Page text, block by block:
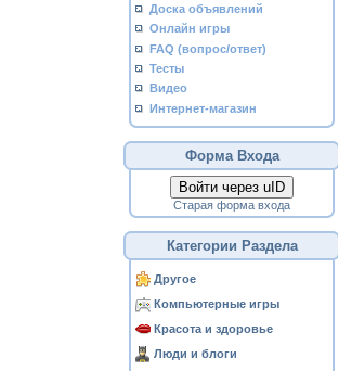
Доска объявлений
Онлайн игры
FAQ (вопрос/ответ)
Тесты
Видео
Интернет-магазин
Форма Входа
Войти через uID
Старая форма входа
Категории Раздела
Другое
Компьютерные игры
Красота и здоровье
Люди и блоги